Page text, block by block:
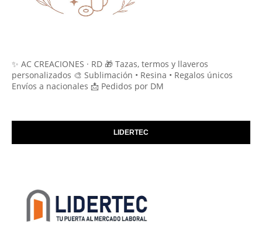
✨ AC CREACIONES · RD 🎁 Tazas, termos y llaveros
personalizados 🎨 Sublimación • Resina • Regalos únicos
Envíos a nacionales 📩 Pedidos por DM
LIDERTEC